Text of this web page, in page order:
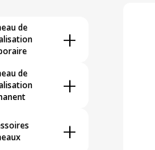
de
+
de
+
+